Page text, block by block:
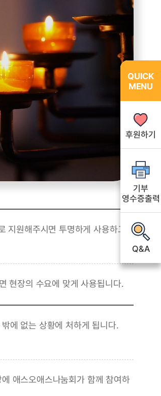
지원해주시면 투명하게 사용하고
현장의 수요에 맞게 사용됩니다.
에 없는 상황에 처하게 됩니다.
애스오애스나눔회가 함께 참여하
QUICK
MENU
후원하기
기부
영수증출력
Q&A
QUICK
MENU
후원하기
기부
영수증출력
Q&A